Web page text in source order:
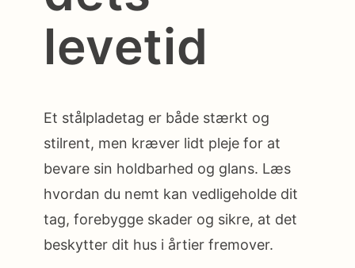
levetid
Et stålpladetag er både stærkt og
stilrent, men kræver lidt pleje for at
bevare sin holdbarhed og glans. Læs
hvordan du nemt kan vedligeholde dit
tag, forebygge skader og sikre, at det
beskytter dit hus i årtier fremover.